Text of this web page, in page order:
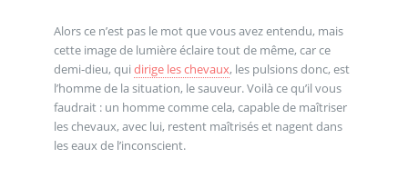
Alors ce n’est pas le mot que vous avez entendu, mais
cette image de lumière éclaire tout de même, car ce
demi-dieu, qui dirige les chevaux, les pulsions donc, est
l’homme de la situation, le sauveur. Voilà ce qu’il vous
faudrait : un homme comme cela, capable de maîtriser
les chevaux, avec lui, restent maîtrisés et nagent dans
les eaux de l’inconscient.